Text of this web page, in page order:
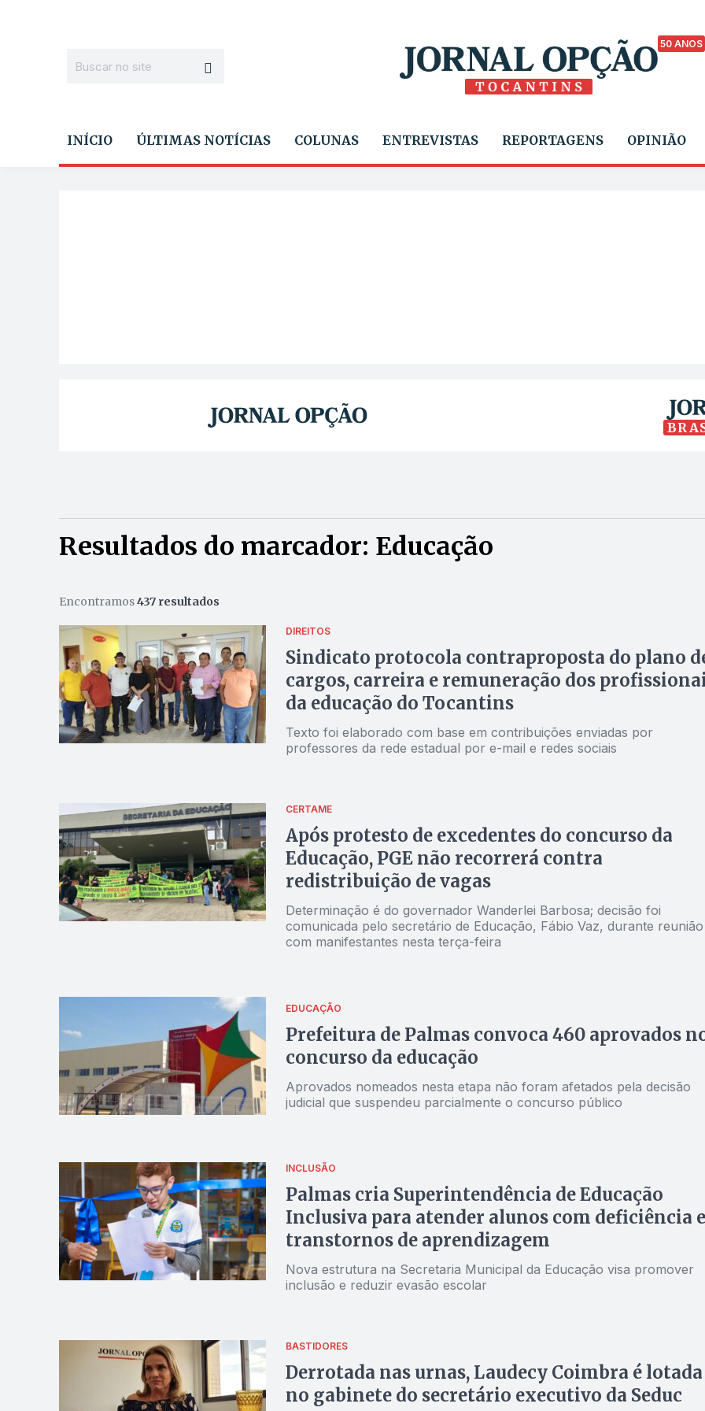
50 ANOS
INÍCIO ÚLTIMAS NOTÍCIAS COLUNAS ENTREVISTAS REPORTAGENS OPINIÃO
Resultados do marcador: Educação
Encontramos437 resultados
DIREITOS
Sindicato protocola contraproposta do plano
cargos, carreira e remuneração dos
da educação do Tocantins
Texto foi elaborado com base em contribuições enviadas por
professores da rede estadual por e-mail e redes sociais
CERTAME
Após protesto de excedentes do concurso da
Educação, PGE não recorrerá contra
redistribuição de vagas
Determinação é do governador Wanderlei Barbosa; decisão foi
comunicada pelo secretário de Educação, Fábio Vaz, durante reunião
com manifestantes nesta terça-feira
EDUCAÇÃO
Prefeitura de Palmas convoca 460 aprovados
concurso da educação
Aprovados nomeados nesta etapa não foram afetados pela decisão
judicial que suspendeu parcialmente o concurso público
INCLUSÃO
Palmas cria Superintendência de Educação
Inclusiva para atender alunos com deficiência e
transtornos de aprendizagem
Nova estrutura na Secretaria Municipal da Educação visa promover
inclusão e reduzir evasão escolar
BASTIDORES
Derrotada nas urnas, Laudecy Coimbra é lotada
no gabinete do secretário executivo da Seduc